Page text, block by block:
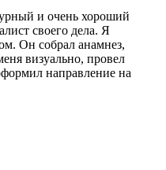
и очень хороший
своего дела. Я
Он собрал анамнез,
визуально, провел
направление на